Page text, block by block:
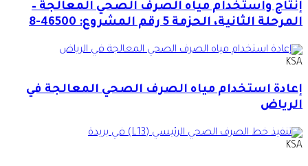
إنتاج واستخدام مياه الصرف الصحي المعالجة –
المرحلة الثانية، الحزمة 5 رقم المشروع: 46500-8
KSA
إعادة استخدام مياه الصرف الصحي المعالجة في
الرياض
KSA